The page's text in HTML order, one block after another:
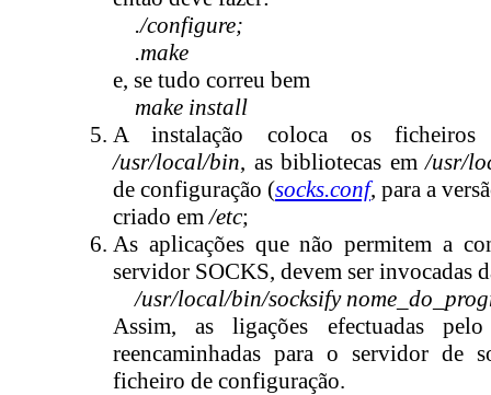
./configure;
.make
e, se tudo correu bem
make install
A instalação coloca os ficheiros
/usr/local/bin, as bibliotecas em/usr/
de configuração (socks.conf, para a
criado em/etc;
As aplicações que não permitem a
servidor SOCKS, devem ser invocadas
/usr/local/bin/socksify
Assim, as ligações efectuadas
reencaminhadas para o servidor de
ficheiro de configuração.